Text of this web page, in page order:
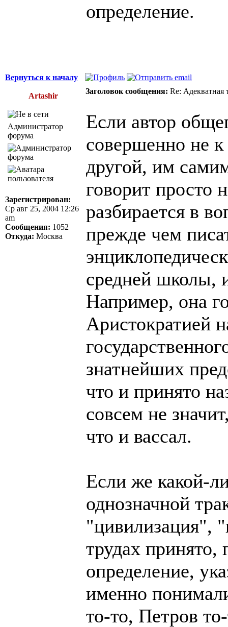
определение.
Вернуться к началу
Artashir
Заголовок сообщения: Re: Адекватная
Администратор
форума
Зарегистрирован:
Ср авг 25, 2004 12:26
am
Сообщения: 1052
Откуда: Москва
Если автор
совершенно не
другой, им
говорит просто
разбирается в
прежде чем
средней школы,
Например, она
Аристократией
знатнейших
что и принято
совсем не
что и вассал.
Если же какой-
однозначной
"цивилизация",
трудах принято,
определение,
именно
то-то, Петров